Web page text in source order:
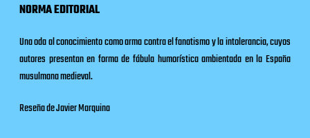
NORMA EDITORIAL
Una oda al conocimiento como arma contra el fanatismo y la intolerancia, cuyos
autores presentan en forma de fábula humorística ambientada en la España
musulmana medieval.
Reseña de Javier Marquina